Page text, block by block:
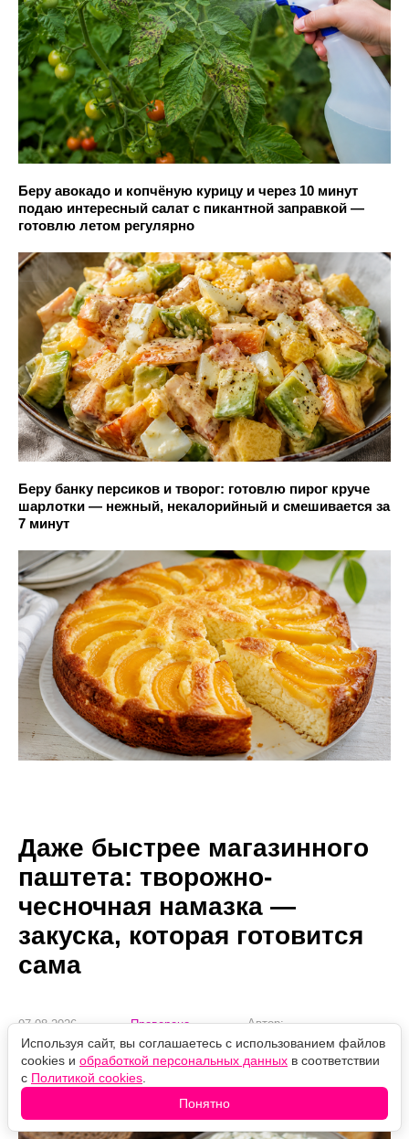
Беру авокадо и копчёную курицу и через 10 минут
подаю интересный салат с пикантной заправкой —
готовлю летом регулярно
Беру банку персиков и творог: готовлю пирог круче
шарлотки — нежный, некалорийный и смешивается за
7 минут
Даже быстрее магазинного
паштета: творожно-
чесночная намазка —
закуска, которая готовится
сама
07.08.2026
09:23
Проверено
редакцией
Автор:
Екатерина Миловзорова
Спасает завтрак и быстрый перекус
Используя сайт, вы соглашаетесь с использованием файлов
cookies и обработкой персональных данных в соответствии
с Политикой cookies
Понятно